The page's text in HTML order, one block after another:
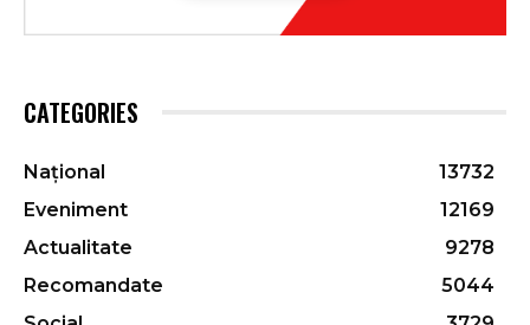
CATEGORIES
Național
13732
Eveniment
12169
Actualitate
9278
Recomandate
5044